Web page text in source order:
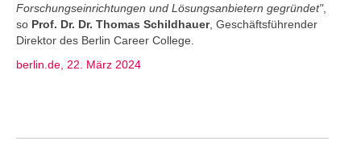
Forschungseinrichtungen und Lösungsanbietern gegründet",
so Prof. Dr. Dr. Thomas Schildhauer, Geschäftsführender
Direktor des Berlin Career College.
berlin.de, 22. März 2024